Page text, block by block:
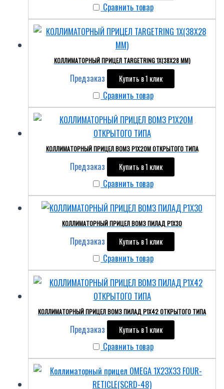
Сравнить товар
КОЛЛИМАТОРНЫЙ ПРИЦЕЛ TARGETRING 1X(38X28 ММ)
Предзаказ Купить в 1 клик
Сравнить товар
КОЛЛИМАТОРНЫЙ ПРИЦЕЛ ВОМЗ P1X20М ОТКРЫТОГО ТИПА
Предзаказ Купить в 1 клик
Сравнить товар
КОЛЛИМАТОРНЫЙ ПРИЦЕЛ ВОМЗ ПИЛАД Р1Х30
Предзаказ Купить в 1 клик
Сравнить товар
КОЛЛИМАТОРНЫЙ ПРИЦЕЛ ВОМЗ ПИЛАД Р1Х42 ОТКРЫТОГО ТИПА
Предзаказ Купить в 1 клик
Сравнить товар